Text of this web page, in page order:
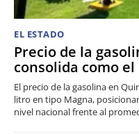
EL ESTADO
Precio de la
consolida como
El precio de la gasolina en
litro en tipo Magna,
nivel nacional frente al